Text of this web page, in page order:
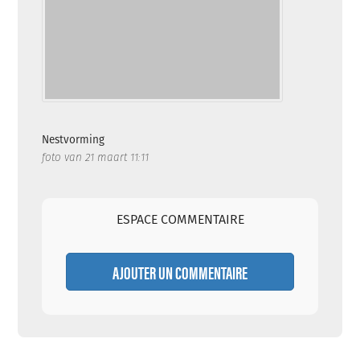
Nestvorming
foto van 21 maart 11:11
ESPACE COMMENTAIRE
AJOUTER UN COMMENTAIRE